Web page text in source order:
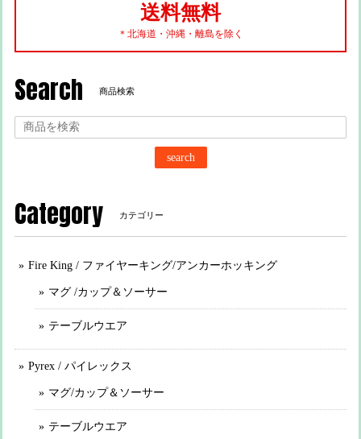
送料無料
＊北海道・沖縄・離島を除く
Search 商品検索
search
Category カテゴリー
Fire King / ファイヤーキング/アンカーホッキング
マグ /カップ＆ソーサー
テーブルウエア
Pyrex / パイレックス
マグ/カップ＆ソーサー
テーブルウエア